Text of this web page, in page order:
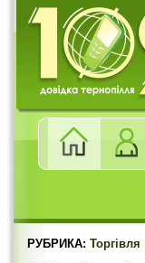
РУБРИКА: Торгівля